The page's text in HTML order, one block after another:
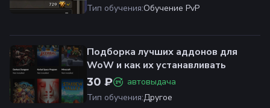
Тип обучения:Обучение PvP
Подборка лучших аддонов для
WoW и как их устанавливать
30 ₽
автовыдача
Тип обучения:Другое